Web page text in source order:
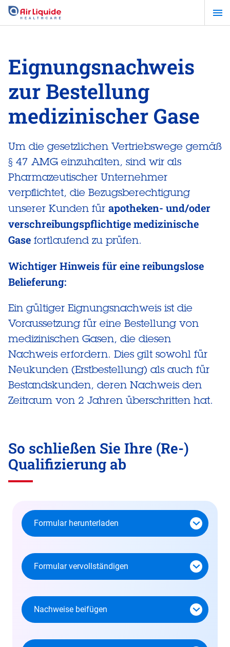
Zum
Hauptinhalt
Eignungsnachweis
zur Bestellung
medizinischer Gase
Um die gesetzlichen Vertriebswege gemäß
§ 47 AMG einzuhalten, sind wir als
Pharmazeutischer Unternehmer
verpflichtet, die Bezugsberechtigung
unserer Kunden für apotheken- und/oder
verschreibungspflichtige medizinische
Gase fortlaufend zu prüfen.
Wichtiger Hinweis für eine reibungslose
Belieferung:
Ein gültiger Eignungsnachweis ist die
Voraussetzung für eine Bestellung von
medizinischen Gasen, die diesen
Nachweis erfordern. Dies gilt sowohl für
Neukunden (Erstbestellung) als auch für
Bestandskunden, deren Nachweis den
Zeitraum von 2 Jahren überschritten hat.
So schließen Sie Ihre (Re-)
Qualifizierung ab
Formular herunterladen
Formular vervollständigen
Nachweise beifügen